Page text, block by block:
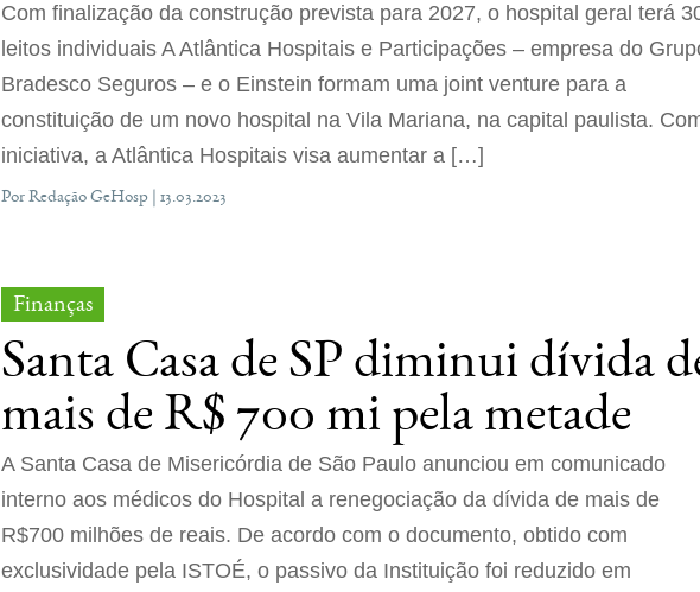
Com finalização da construção prevista para 2027, o hospital geral terá
leitos individuais A Atlântica Hospitais e Participações – empresa do
Bradesco Seguros – e o Einstein formam uma joint venture para a
constituição de um novo hospital na Vila Mariana, na capital paulista.
iniciativa, a Atlântica Hospitais visa aumentar a […]
Por Redação GeHosp | 13.03.2023
Finanças
Santa Casa de SP diminui dívida
mais de R$ 700 mi pela metade
A Santa Casa de Misericórdia de São Paulo anunciou em comunicado
interno aos médicos do Hospital a renegociação da dívida de mais de
R$700 milhões de reais. De acordo com o documento, obtido com
exclusividade pela ISTOÉ, o passivo da Instituição foi reduzido em